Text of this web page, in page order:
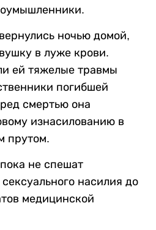
ночью домой,
в луже крови.
ей тяжелые травмы
погибшей
смертью она
изнасилованию в
прутом.
не спешат
насилия до
медицинской